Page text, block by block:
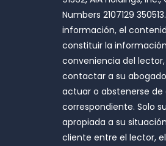
Numbers 2107129
información, el
constituir la
conveniencia del
contactar a su
actuar o abstenerse
correspondiente. Solo
apropiada a su
cliente entre el lector,